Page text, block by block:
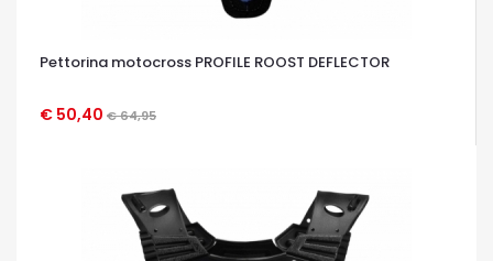
Pettorina motocross PROFILE ROOST DEFLECTOR
€ 50,40 € 64,95
OCCHIATA VELOCE